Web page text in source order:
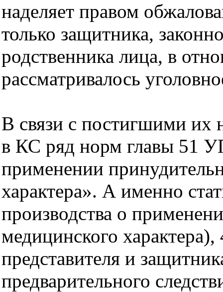
наделяет правом
только защитника,
родственника лица, в
рассматривалось
В связи с постигшими их
в КС ряд норм главы 51
применении
характера». А именно
производства о
медицинского
представителя и
предварительного